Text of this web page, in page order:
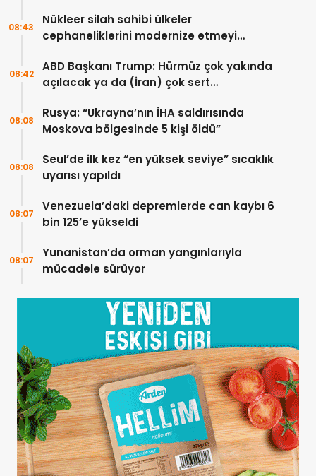
Nükleer silah sahibi ülkeler
cephaneliklerini modernize etmeyi
08:43
ABD Başkanı Trump: Hürmüz çok yakında
açılacak ya da (İran) çok sert
08:42
Rusya: “Ukrayna’nın İHA saldırısında
Moskova bölgesinde 5 kişi öldü”
08:08
Seul’de ilk kez “en yüksek seviye” sıcaklık
uyarısı yapıldı
08:08
Venezuela’daki depremlerde can kaybı 6
bin 125’e yükseldi
08:07
Yunanistan’da orman yangınlarıyla
mücadele sürüyor
08:07